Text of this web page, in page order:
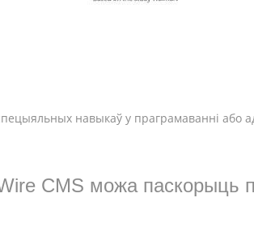
навыкаў у праграмаванні або
CMS можа паскорыць